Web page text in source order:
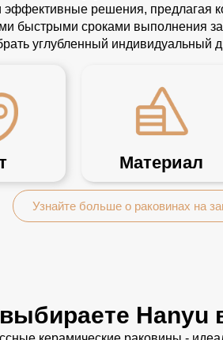
эффективные решения,
быстрыми сроками выполнения
углубленный индивидуальный
Материал
Узнайте больше о раковинах на
Hanyu